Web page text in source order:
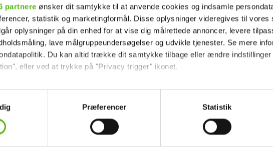
partnere ønsker dit samtykke til at anvende cookies og indsamle
statistik og marketingformål. Disse oplysninger videregives til vores
oplysninger på din enhed for at vise dig målrettede annoncer, levere
lave målgruppeundersøgelser og udvikle tjenester. Se mere
Du kan altid trække dit samtykke tilbage eller ændre
eller ved at trykke på "Privacy trigger" ikonet.
på hele websitet.
til at indsamle og bruge data for at kunne levere og finansiere
cookies og cookies fra tredjeparter til at at optimere dit besøg på vores
Præferencer Statistik
KENDTE HEROGNU